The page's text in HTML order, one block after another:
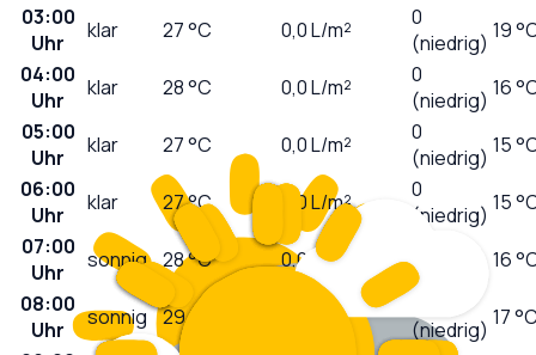
03:00
Uhr
klar 27°C 0,0L/m²
0
(niedrig) 19
04:00
Uhr
klar 28°C 0,0L/m²
0
(niedrig) 16
05:00
Uhr
klar 27°C 0,0L/m²
0
(niedrig) 15
06:00
Uhr
klar 27°C 0,0L/m²
0
(niedrig) 15
07:00
Uhr
sonnig 28°C 0,0 L/m²
(niedrig)
16
08:00
Uhr
sonnig 29°C L/m²
(niedrig) 17